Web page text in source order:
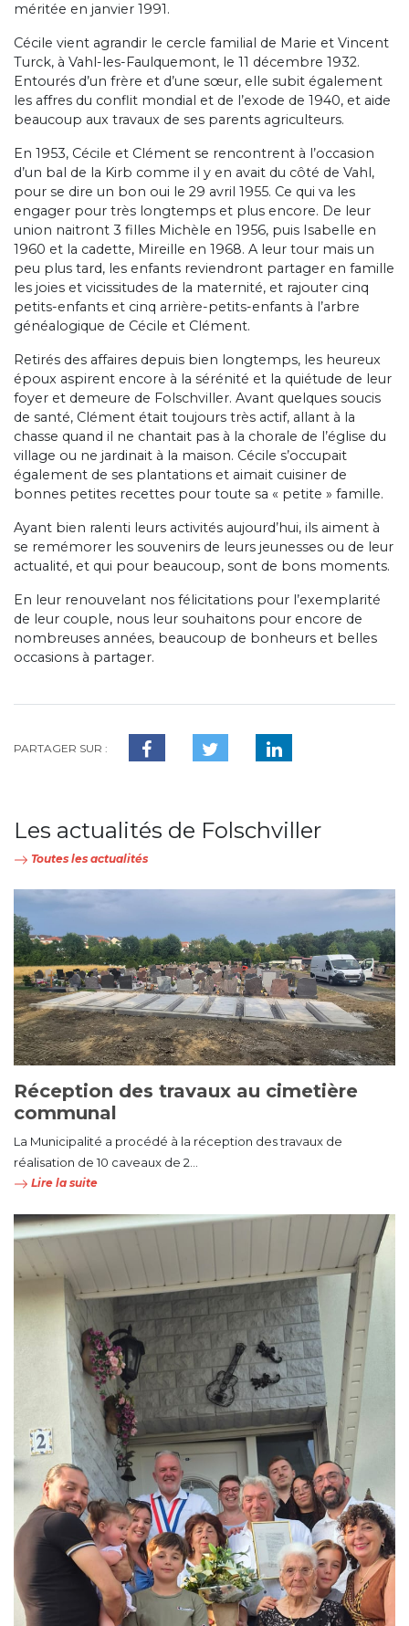
méritée en janvier 1991.
Cécile vient agrandir le cercle familial de Marie et Vincent
Turck, à Vahl-les-Faulquemont, le 11 décembre 1932.
Entourés d’un frère et d’une sœur, elle subit également
les affres du conflit mondial et de l’exode de 1940, et aide
beaucoup aux travaux de ses parents agriculteurs.
En 1953, Cécile et Clément se rencontrent à l’occasion
d’un bal de la Kirb comme il y en avait du côté de Vahl,
pour se dire un bon oui le 29 avril 1955. Ce qui va les
engager pour très longtemps et plus encore. De leur
union naitront 3 filles Michèle en 1956, puis Isabelle en
1960 et la cadette, Mireille en 1968. A leur tour mais un
peu plus tard, les enfants reviendront partager en famille
les joies et vicissitudes de la maternité, et rajouter cinq
petits-enfants et cinq arrière-petits-enfants à l’arbre
généalogique de Cécile et Clément.
Retirés des affaires depuis bien longtemps, les heureux
époux aspirent encore à la sérénité et la quiétude de leur
foyer et demeure de Folschviller. Avant quelques soucis
de santé, Clément était toujours très actif, allant à la
chasse quand il ne chantait pas à la chorale de l’église du
village ou ne jardinait à la maison. Cécile s’occupait
également de ses plantations et aimait cuisiner de
bonnes petites recettes pour toute sa « petite » famille.
Ayant bien ralenti leurs activités aujourd’hui, ils aiment à
se remémorer les souvenirs de leurs jeunesses ou de leur
actualité, et qui pour beaucoup, sont de bons moments.
En leur renouvelant nos félicitations pour l’exemplarité
de leur couple, nous leur souhaitons pour encore de
nombreuses années, beaucoup de bonheurs et belles
occasions à partager.
PARTAGER SUR :
Les actualités de Folschviller
Toutes les actualités
Réception des travaux au cimetière
communal
La Municipalité a procédé à la réception des travaux de
réalisation de 10 caveaux de 2...
Lire la suite